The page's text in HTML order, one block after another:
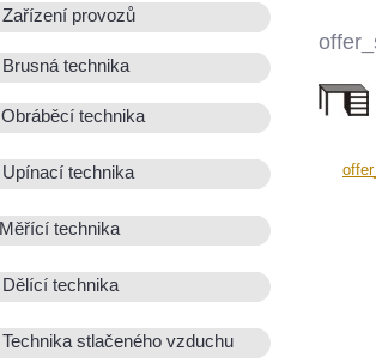
Zařízení provozů
Brusná technika
Obráběcí technika
Upínací technika
Měřící technika
Dělící technika
Technika stlačeného vzduchu